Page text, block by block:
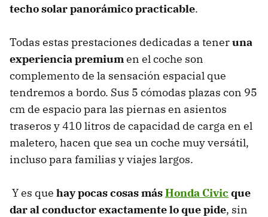
techo solar panorámico practicable.
Todas estas prestaciones dedicadas a teneruna
experiencia premiumen el coche son
complemento de la sensación espacial que
tendremos a bordo. Sus 5 cómodas plazas con 95
cm de espacio para las piernas en asientos
traseros y 410 litros de capacidad de carga en el
maletero, hacen que sea un coche muy versátil,
incluso para familias y viajes largos.
Y es que hay pocas cosas másHonda Civic que
dar al conductor exactamente lo que pide, sin